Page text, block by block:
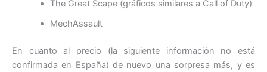
The Great Scape (gráficos similares a Call of Duty)
MechAssault
En cuanto al precio (la siguiente información no está
confirmada en España) de nuevo una sorpresa más, y es